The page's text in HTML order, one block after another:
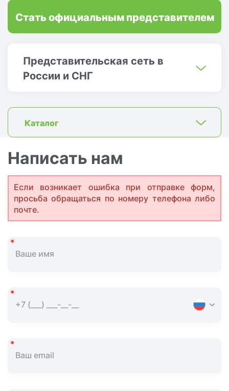
Представительская сеть в
России и СНГ
Стать официальным представителем
Каталог
Написать нам
Если возникает ошибка при отправке форм,
просьба обращаться по номеру телефона либо
почте.